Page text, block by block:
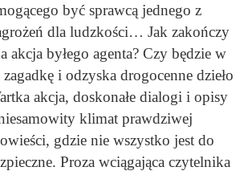
być sprawcą jednego z
dla ludzkości… Jak zakończy
akcja byłego agenta? Czy będzie w
i odzyska drogocenne dzieło
akcja, doskonałe dialogi i opisy
klimat prawdziwej
gdzie nie wszystko jest do
Proza wciągająca czytelnika